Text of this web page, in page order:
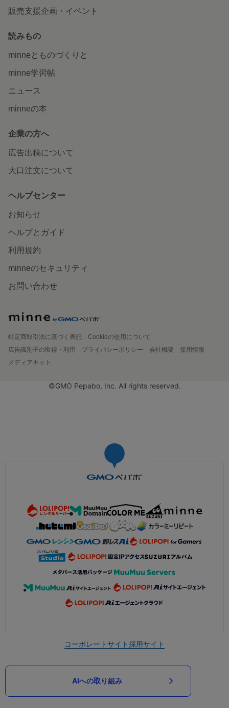
販売支援企画・イベント
読みもの
minneとものづくりと
minne学習帖
ニュース
minneの本
企業の方へ
広告出稿について
大口注文について
ヘルプセンター
お知らせ
ヘルプとガイド
利用規約
minneのセキュリティ
お問い合わせ
特定商取引法に基づく表記
Cookieの使用について
広告識別子の取得・利用
プライバシーポリシー 会社概要
採用情報
メディアキット
©GMO Pepabo, Inc. All rights reserved.
コーポレートサイト採用サイト
AIへの取り組み